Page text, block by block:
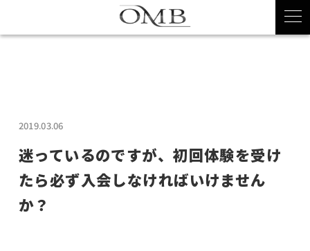
2019.03.06
迷っているのですが、初回体験を受け
たら必ず入会しなければいけません
か？